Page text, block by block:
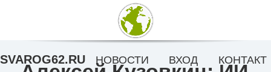
SVAROG62.RU НОВОСТИ ВХОД КОНТАКТ